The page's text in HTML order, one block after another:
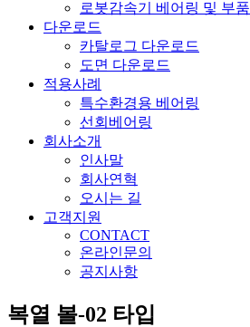
로봇감속기 베어링 및 부품
다운로드
카탈로그 다운로드
도면 다운로드
적용사례
특수환경용 베어링
선회베어링
회사소개
인사말
회사연혁
오시는 길
고객지원
CONTACT
온라인문의
공지사항
복열 볼-02 타입